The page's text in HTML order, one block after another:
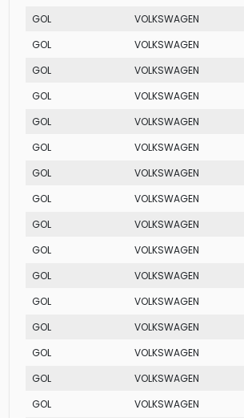
GOL
VOLKSWAGEN
GOL
VOLKSWAGEN
GOL
VOLKSWAGEN
GOL
VOLKSWAGEN
GOL
VOLKSWAGEN
GOL
VOLKSWAGEN
GOL
VOLKSWAGEN
GOL
VOLKSWAGEN
GOL
VOLKSWAGEN
GOL
VOLKSWAGEN
GOL
VOLKSWAGEN
GOL
VOLKSWAGEN
GOL
VOLKSWAGEN
GOL
VOLKSWAGEN
GOL
VOLKSWAGEN
GOL
VOLKSWAGEN